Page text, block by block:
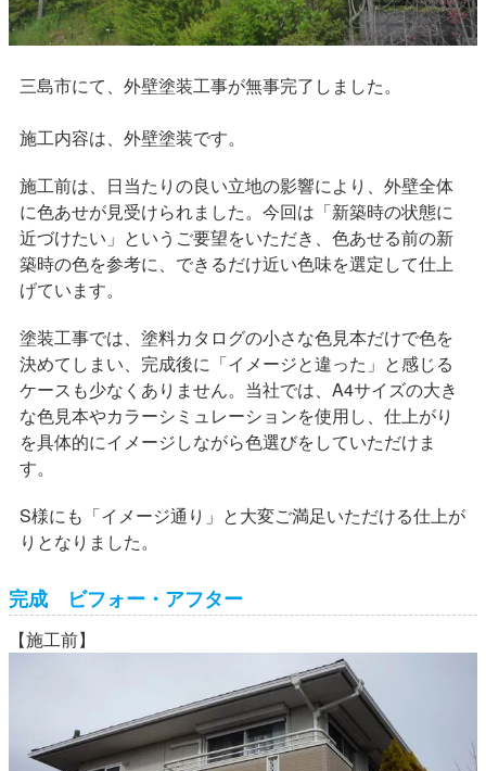
三島市にて、外壁塗装工事が無事完了しました。
施工内容は、外壁塗装です。
施工前は、日当たりの良い立地の影響により、外壁全体
に色あせが見受けられました。今回は「新築時の状態に
近づけたい」というご要望をいただき、色あせる前の新
築時の色を参考に、できるだけ近い色味を選定して仕上
げています。
塗装工事では、塗料カタログの小さな色見本だけで色を
決めてしまい、完成後に「イメージと違った」と感じる
ケースも少なくありません。当社では、A4サイズの大き
な色見本やカラーシミュレーションを使用し、仕上がり
を具体的にイメージしながら色選びをしていただけま
す。
S様にも「イメージ通り」と大変ご満足いただける仕上が
りとなりました。
完成 ビフォー・アフター
【施工前】